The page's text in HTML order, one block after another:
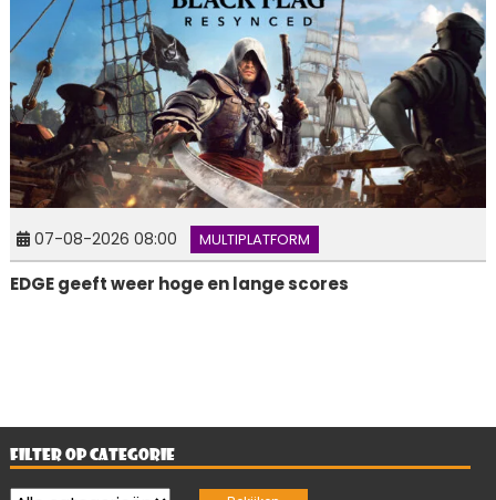
07-08-2026 08:00 MULTIPLATFORM
EDGE geeft weer hoge en lange scores
FILTER OP CATEGORIE